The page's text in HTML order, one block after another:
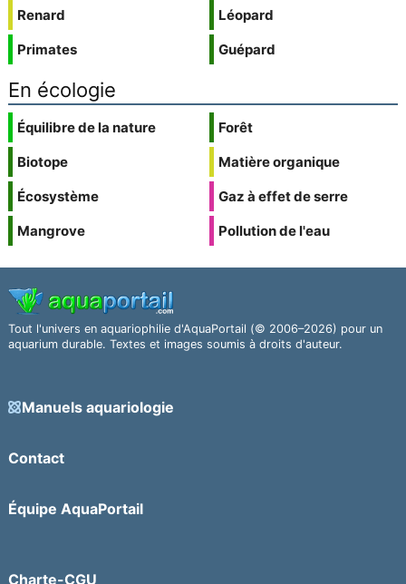
Renard
Primates
Léopard
Guépard
En écologie
Équilibre de la nature
Biotope
Écosystème
Mangrove
Forêt
Matière organique
Gaz à effet de serre
Pollution de l'eau
Tout l'univers en aquariophilie d'AquaPortail (© 2006–2026) pour un
aquarium durable. Textes et images soumis à droits d'auteur.
Manuels aquariologie
Contact
Équipe AquaPortail
Charte-CGU